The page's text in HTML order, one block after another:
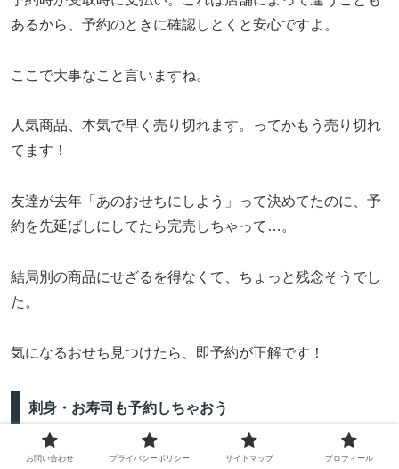
あるから、予約のときに確認しとくと安心ですよ。
ここで大事なこと言いますね。
人気商品、本気で早く売り切れます。ってかもう売り切れ
てます！
友達が去年「あのおせちにしよう」って決めてたのに、予
約を先延ばしにしてたら完売しちゃって…。
結局別の商品にせざるを得なくて、ちょっと残念そうでし
た。
気になるおせち見つけたら、即予約が正解です！
刺身・お寿司も予約しちゃおう
お問い合わせ プライバシーポリシー サイトマップ プロフィール